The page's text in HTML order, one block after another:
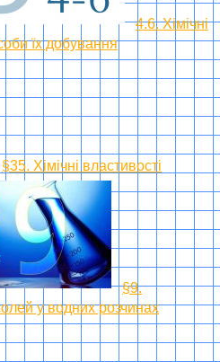
4.6. Хімічні
їх добування
§35. Хімічні властивості
§9.
у водних розчинах